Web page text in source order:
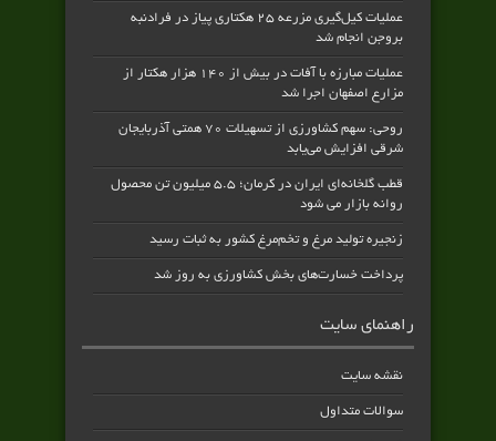
عملیات کیل‌گیری مزرعه ۲۵ هکتاری پیاز در فرادنبه
بروجن انجام شد
عملیات مبارزه با آفات در بیش از ۱۴۰ هزار هکتار از
مزارع اصفهان اجرا شد
روحی: سهم کشاورزی از تسهیلات ۷۰ همتی آذربایجان
شرقی افزایش می‌یابد
قطب گلخانه‌ای ایران در کرمان؛ ۵.۵ میلیون تن محصول
روانه بازار می شود
زنجیره تولید مرغ و تخم‌مرغ کشور به ثبات رسید
پرداخت خسارت‌های بخش کشاورزی به‌ روز شد
راهنمای سایت
نقشه سایت
سوالات متداول